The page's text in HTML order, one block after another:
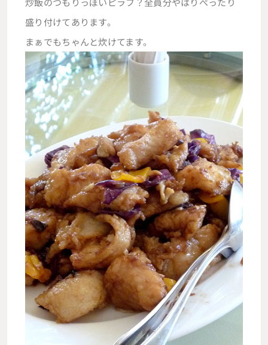
盛り付けてあります。
まぁでもちゃんと炊けてます。